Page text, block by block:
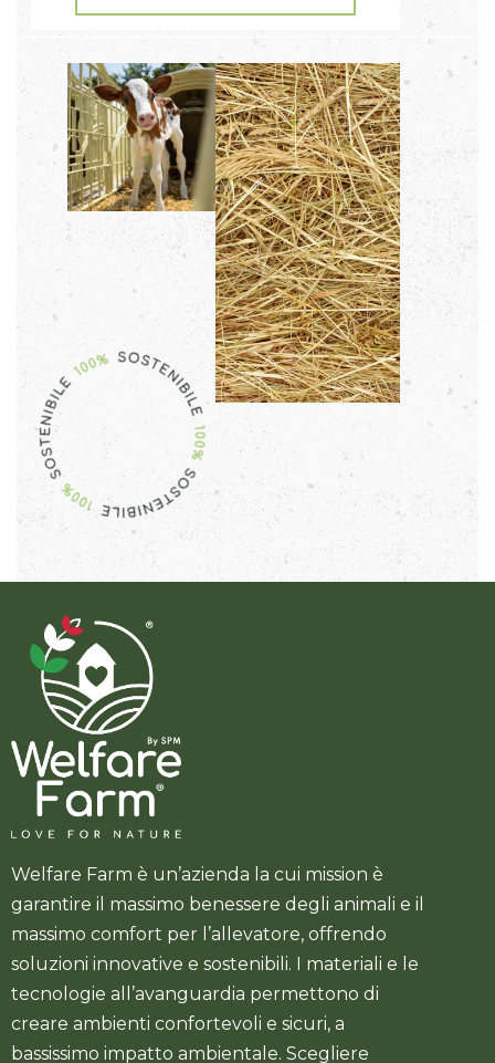
Welfare Farm è un’azienda la cui mission è
garantire il massimo benessere degli animali e il
massimo comfort per l’allevatore, offrendo
soluzioni innovative e sostenibili. I materiali e le
tecnologie all’avanguardia permettono di
creare ambienti confortevoli e sicuri, a
bassissimo impatto ambientale. Scegliere